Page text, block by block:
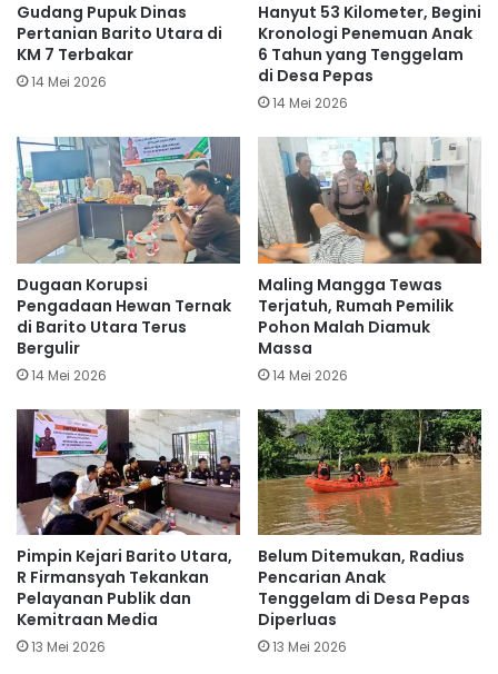
Gudang Pupuk Dinas
Pertanian Barito Utara di
KM 7 Terbakar
14 Mei 2026
Hanyut 53 Kilometer, Begini
Kronologi Penemuan Anak
6 Tahun yang Tenggelam
di Desa Pepas
14 Mei 2026
Dugaan Korupsi
Pengadaan Hewan Ternak
di Barito Utara Terus
Bergulir
14 Mei 2026
Maling Mangga Tewas
Terjatuh, Rumah Pemilik
Pohon Malah Diamuk
Massa
14 Mei 2026
Pimpin Kejari Barito Utara,
R Firmansyah Tekankan
Pelayanan Publik dan
Kemitraan Media
13 Mei 2026
Belum Ditemukan, Radius
Pencarian Anak
Tenggelam di Desa Pepas
Diperluas
13 Mei 2026